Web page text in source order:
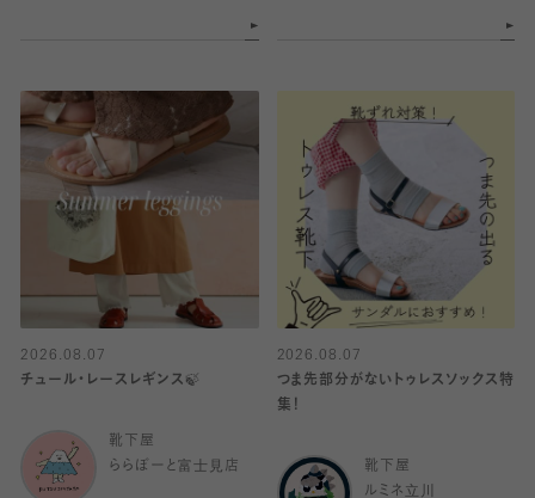
2026.08.07
チュール・レースレギンス🍃
靴下屋
ららぽーと富士見店
2026.08.07
つま先部分がないトゥレスソックス特
集！
靴下屋
ルミネ立川